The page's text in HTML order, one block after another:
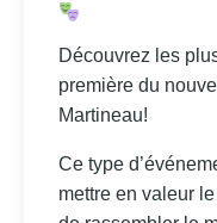
Découvrez les
première du
Martineau!
Ce type
mettre en valeur